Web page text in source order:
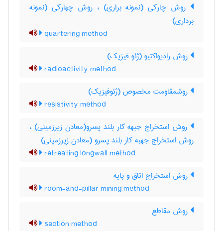
روش چارکی (نمونه براری) ، روش چهارکی (نمونه
برداری)
quartering method
روش رادیواکتیو (ژئو فیزیک)
radioactivity method
روشمقاومت مخصوص (ژئوفیزیک)
resistivity method
روش استخراج جبهه کار بلند پسرو(معادن زیرزمینی) ،
روش استخراج جهبه کار بلند پسرو (معادن زیرزمینی)
retreating longwall method
روش استخراج اتاق و پایه
room-and-pillar mining method
روش مقاطع
section method